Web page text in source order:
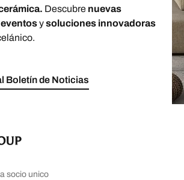
Descubre nuevas
eventosysoluciones innovadoras
Boletín de Noticias
socio unico